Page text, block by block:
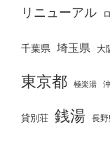
リニューアル
千葉県 埼玉県 大
東京都 極楽湯
貸別荘 銭湯 長